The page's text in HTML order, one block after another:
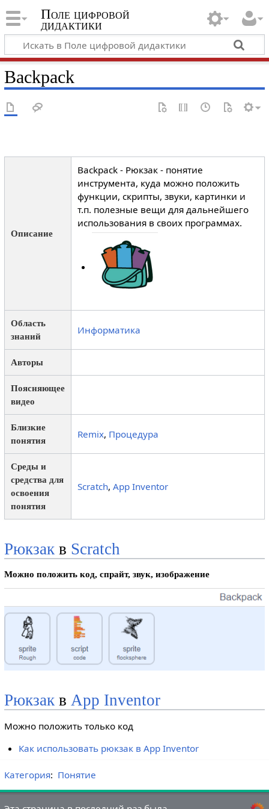
Поле цифровой
дидактики
Backpack
Описание
Backpack - Рюкзак - понятие
инструмента, куда можно положить
функции, скрипты, звуки, картинки и
т.п. полезные вещи для дальнейшего
использования в своих программах.
Область
знаний
Информатика
Авторы
Поясняющее
видео
Близкие
понятия
Remix, Процедура
Среды и
средства для
освоения
понятия
Scratch, App Inventor
Рюкзакв Scratch
Можно положить код, спрайт, звук, изображение
Рюкзакв App Inventor
Можно положить только код
Как использовать рюкзак в App Inventor
Категория: Понятие